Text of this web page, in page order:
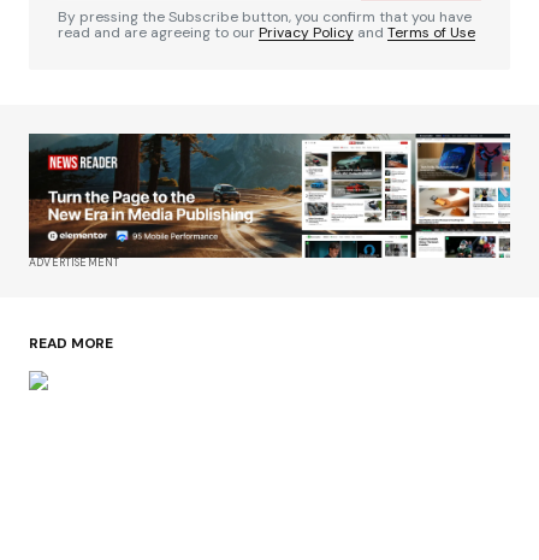
By pressing the Subscribe button, you confirm that you have
read and are agreeing to ourPrivacy Policy and Terms of Use
ADVERTISEMENT
READ MORE